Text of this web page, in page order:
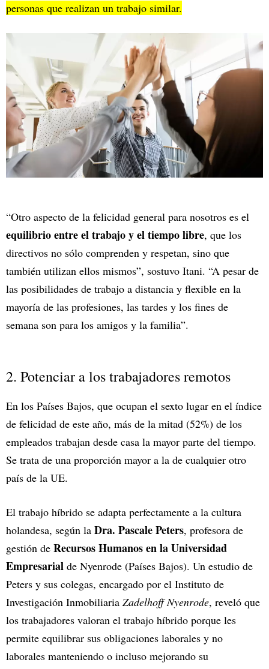
personas que realizan un trabajo similar.
“Otro aspecto de la felicidad general para nosotros es el
equilibrio entre el trabajo y el tiempo libre, que los
directivos no sólo comprenden y respetan, sino que
también utilizan ellos mismos”, sostuvo Itani. “A pesar de
las posibilidades de trabajo a distancia y flexible en la
mayoría de las profesiones, las tardes y los fines de
semana son para los amigos y la familia”.
2. Potenciar a los trabajadores remotos
En los Países Bajos, que ocupan el sexto lugar en el índice
de felicidad de este año, más de la mitad (52%) de los
empleados trabajan desde casa la mayor parte del tiempo.
Se trata de una proporción mayor a la de cualquier otro
país de la UE.
El trabajo híbrido se adapta perfectamente a la cultura
holandesa, según la Dra. Pascale Peters, profesora de
gestión de Recursos Humanos en la Universidad
Empresarial de Nyenrode (Países Bajos). Un estudio de
Peters y sus colegas, encargado por el Instituto de
Investigación Inmobiliaria Zadelhoff Nyenrode, reveló que
los trabajadores valoran el trabajo híbrido porque les
permite equilibrar sus obligaciones laborales y no
laborales manteniendo o incluso mejorando su